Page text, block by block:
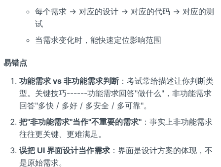
每个需求 → 对应的设计 → 对应的代码 → 对应的测
试
当需求变化时，能快速定位影响范围
易错点
功能需求 vs 非功能需求判断：考试常给描述让你判断类
型。关键技巧------功能需求回答"做什么"，非功能需求
回答"多快 / 多好 / 多安全 / 多可靠"。
把"非功能需求"当作"不重要的需求"：事实上非功能需求
往往更关键、更难满足。
误把 UI 界面设计当作需求：界面是设计方案的体现，不
是原始需求。